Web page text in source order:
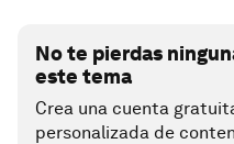
No te pierdas
este tema
Crea una cuenta
personalizada de